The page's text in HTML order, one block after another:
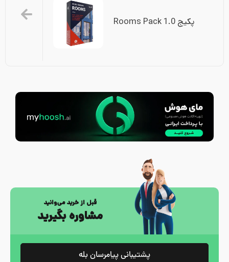
پکیج Rooms Pack 1.0
قبل از خرید می‌وانید
مشاوره بگیرید
پشتیبانی پیامرسان بله